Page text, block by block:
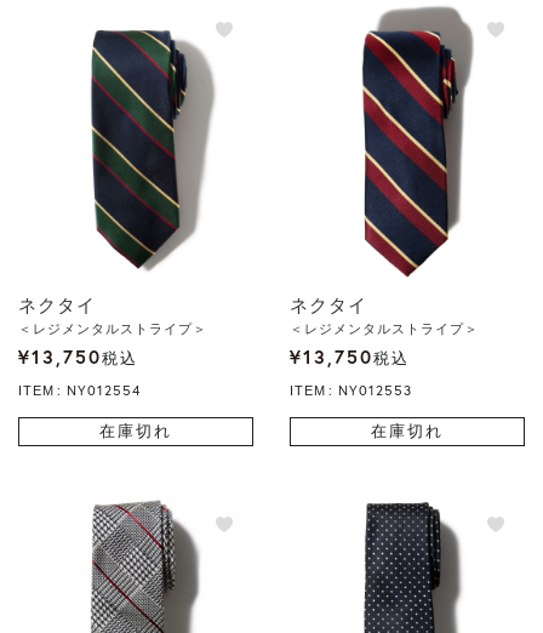
ネクタイ
＜レジメンタルストライプ＞
¥13,750税込
ITEM NY012554
在庫切れ
ネクタイ
＜レジメンタルストライプ＞
¥13,750税込
ITEM NY012553
在庫切れ